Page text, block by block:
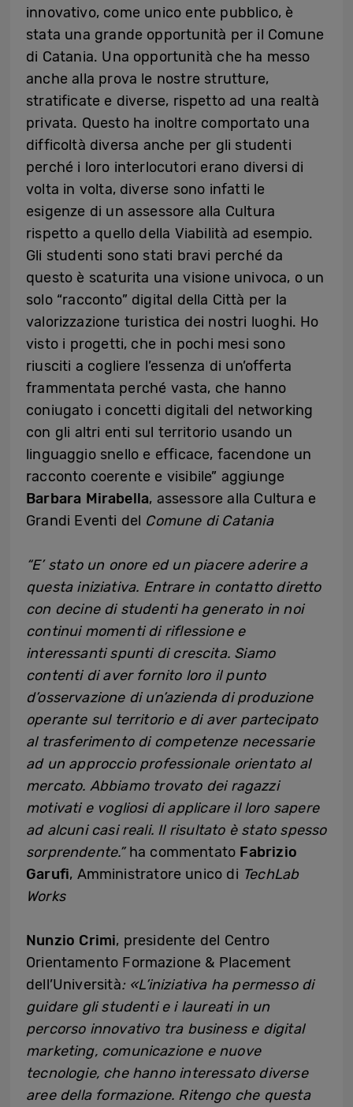
innovativo, come unico ente pubblico, è
stata una grande opportunità per il Comune
di Catania. Una opportunità che ha messo
anche alla prova le nostre strutture,
stratificate e diverse, rispetto ad una realtà
privata. Questo ha inoltre comportato una
difficoltà diversa anche per gli studenti
perché i loro interlocutori erano diversi di
volta in volta, diverse sono infatti le
esigenze di un assessore alla Cultura
rispetto a quello della Viabilità ad esempio.
Gli studenti sono stati bravi perché da
questo è scaturita una visione univoca, o un
solo “racconto” digital della Città per la
valorizzazione turistica dei nostri luoghi. Ho
visto i progetti, che in pochi mesi sono
riusciti a cogliere l’essenza di un’offerta
frammentata perché vasta, che hanno
coniugato i concetti digitali del networking
con gli altri enti sul territorio usando un
linguaggio snello e efficace, facendone un
racconto coerente e visibile” aggiunge
Barbara Mirabella, assessore alla Cultura e
Grandi Eventi del Comune di Catania
“E’ stato un onore ed un piacere aderire a
questa iniziativa. Entrare in contatto diretto
con decine di studenti ha generato in noi
continui momenti di riflessione e
interessanti spunti di crescita. Siamo
contenti di aver fornito loro il punto
d’osservazione di un’azienda di produzione
operante sul territorio e di aver partecipato
al trasferimento di competenze necessarie
ad un approccio professionale orientato al
mercato. Abbiamo trovato dei ragazzi
motivati e vogliosi di applicare il loro sapere
ad alcuni casi reali. Il risultato è stato spesso
sorprendente.”ha commentato Fabrizio
Garufi, Amministratore unico di TechLab
Works
Nunzio Crimi, presidente del Centro
Orientamento Formazione & Placement
dell’Università: «L’iniziativa ha permesso di
guidare gli studenti e i laureati in un
percorso innovativo tra business e digital
marketing, comunicazione e nuove
tecnologie, che hanno interessato diverse
aree della formazione. Ritengo che questa